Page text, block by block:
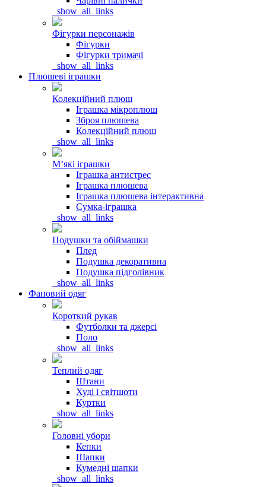
_show_all_links
Фігурки персонажів
Фігурки
Фігурки тримачі
_show_all_links
Плюшеві іграшки
Колекційний плюш
Іграшка мікроплюш
Зброя плюшева
Колекційний плюш
_show_all_links
Мʼякі іграшки
Іграшка антистрес
Іграшка плюшева
Іграшка плюшева інтерактивна
Сумка-іграшка
_show_all_links
Подушки та обіймашки
Плед
Подушка декоративна
Подушка підголівник
_show_all_links
Фановий одяг
Короткий рукав
Футболки та джерсі
Поло
_show_all_links
Теплий одяг
Штани
Худі і світшоти
Куртки
_show_all_links
Головні убори
Кепки
Шапки
Кумедні шапки
_show_all_links